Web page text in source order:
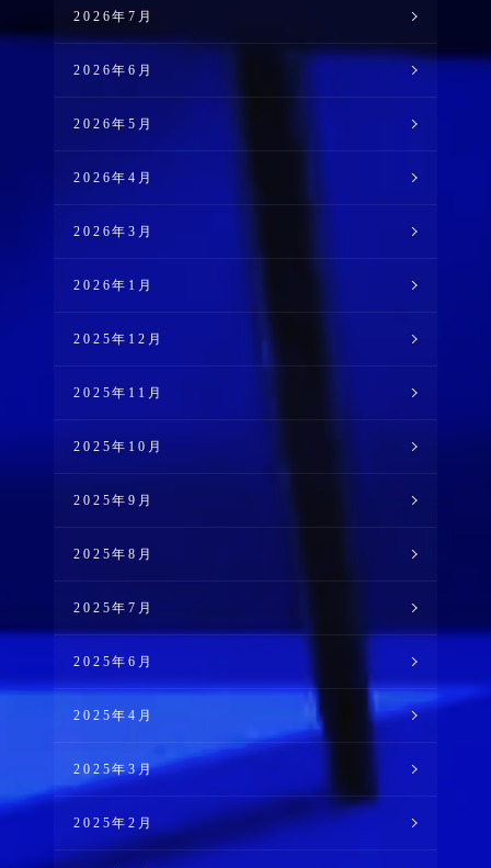
2026年7月
2026年6月
2026年5月
2026年4月
2026年3月
2026年1月
2025年12月
2025年11月
2025年10月
2025年9月
2025年8月
2025年7月
2025年6月
2025年4月
2025年3月
2025年2月